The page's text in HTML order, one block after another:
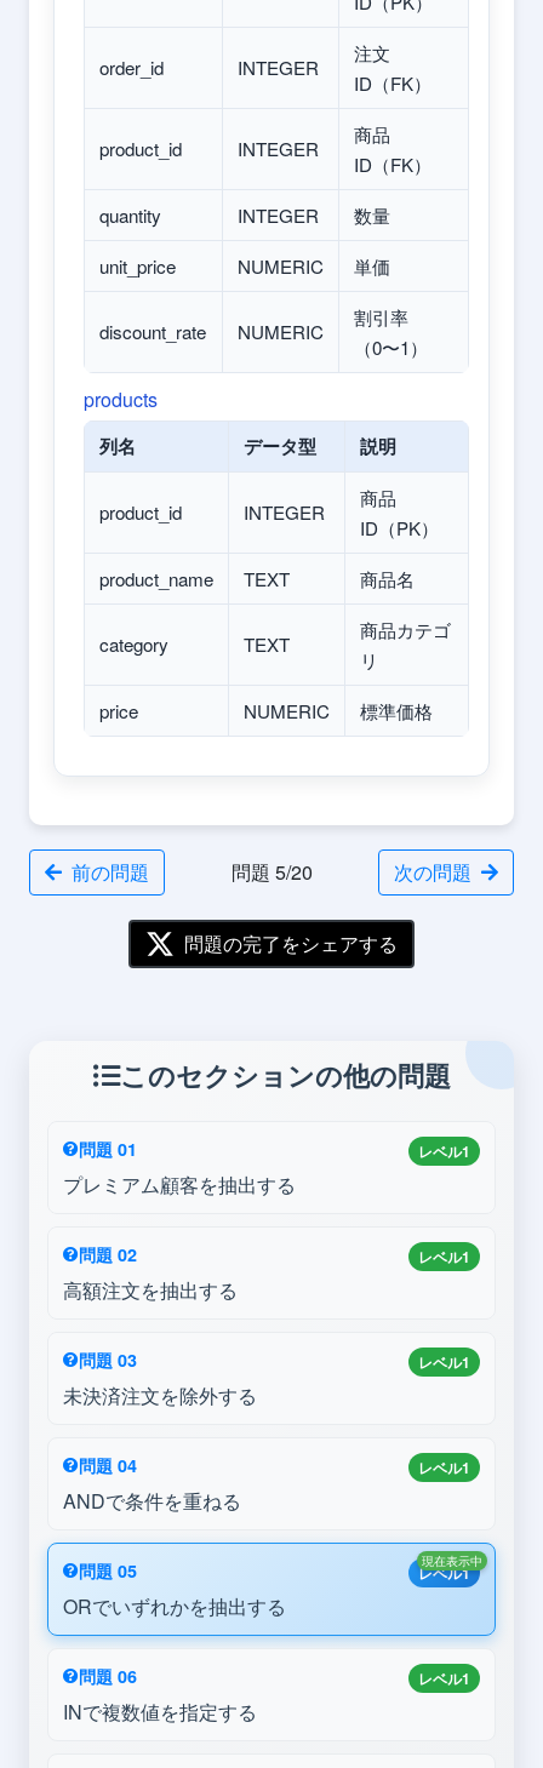
order_id INTEGER
注文
ID（FK）
product_id INTEGER
商品
ID（FK）
quantity
INTEGER
数量
unit_price
NUMERIC 単価
discount_rate NUMERIC
割引率
（0〜1）
products
列名 データ型 説明
product_id INTEGER
商品
ID（PK）
product_name
TEXT 商品名
category TEXT
商品カテゴ
リ
price
NUMERIC 標準価格
前の問題 問題 5/20 次の問題
問題の完了をシェアする
このセクションの他の問題
レベル1
問題 01
プレミアム顧客を抽出する
レベル1
問題 02
高額注文を抽出する
レベル1
問題 03
未決済注文を除外する
レベル1
問題 04
ANDで条件を重ねる
レベル1
問題 05
ORでいずれかを抽出する
現在表示中
レベル1
問題 06
INで複数値を指定する